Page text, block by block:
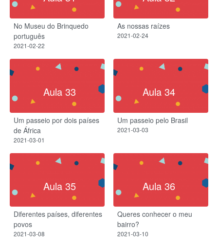
No Museu do Brinquedo
português
2021-02-22
As nossas raízes
2021-02-24
Aula 33
Um passeio por dois países
de África
2021-03-01
Aula 34
Um passeio pelo Brasil
2021-03-03
Aula 35
Diferentes países, diferentes
povos
2021-03-08
Aula 36
Queres conhecer o meu
bairro?
2021-03-10